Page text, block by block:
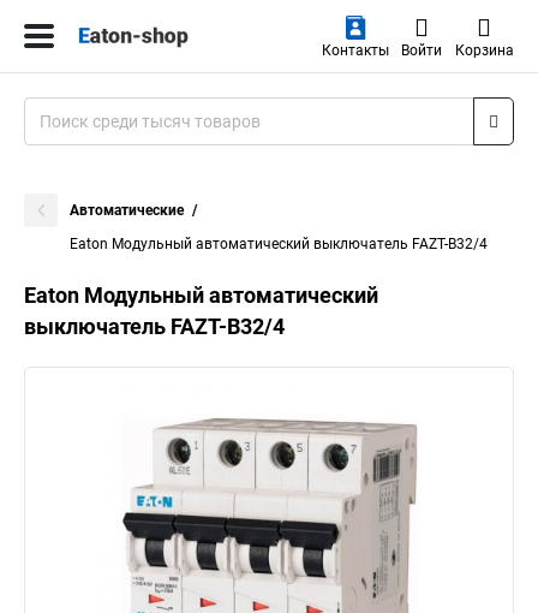
Контакты Войти Корзина
Автоматические
Eaton Модульный автоматический выключатель FAZT-B32/4
Eaton Модульный автоматический
выключатель FAZT-B32/4